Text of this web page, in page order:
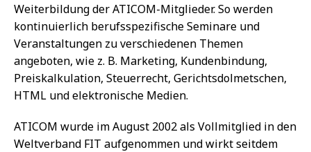
Weiterbildung der ATICOM-Mitglieder. So werden
kontinuierlich berufsspezifische Seminare und
Veranstaltungen zu verschiedenen Themen
angeboten, wie z. B. Marketing, Kundenbindung,
Preiskalkulation, Steuerrecht, Gerichtsdolmetschen,
HTML und elektronische Medien.
ATICOM wurde im August 2002 als Vollmitglied in den
Weltverband FIT aufgenommen und wirkt seitdem